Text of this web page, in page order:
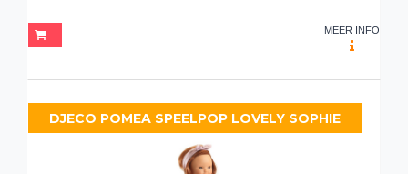
MEER INFO
DJECO POMEA SPEELPOP LOVELY SOPHIE